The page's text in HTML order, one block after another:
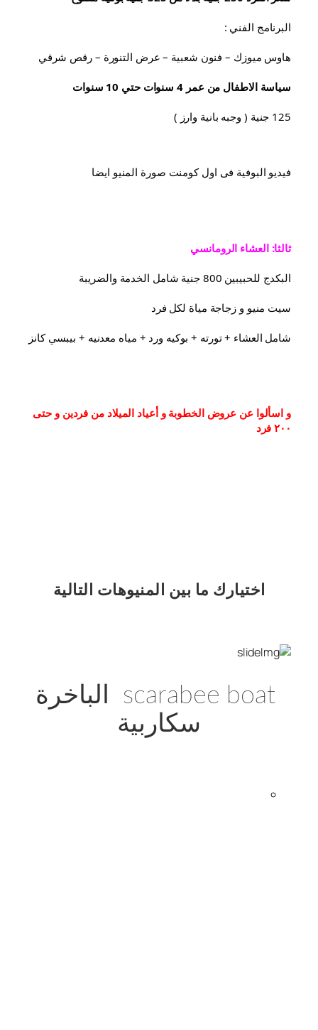
البرنامج الفني :
هاوس ميوزك – فنون شعبية – عرض التنورة – رقص شرقي
سياسة الاطفال من عمر 4 سنوات حتي 10 سنوات
125 جنية ( وجبه بانية وارز )
فيديو البوفية فى اول كومنت صورة المنيو ايضا
ثالثا: العشاء الرومانسي
البكدج للحبيبين 800 جنية شامل الخدمة والضريبة
سيت منيو و زجاجة مياة لكل فرد
شامل العشاء⁦⁩ + تورته + بوكيه ورد + مياه معدنيه + بيبسي كانز
٢٠٠ فرد
اختيارك ما بين المنيوهات التالية
scarabee boat الباخرة
سكاربية